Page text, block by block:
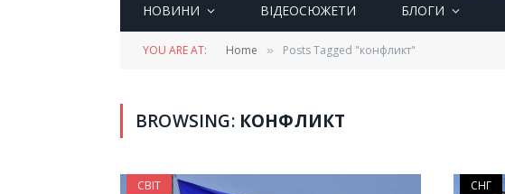
НОВИНИ ВІДЕОСЮЖЕТИ БЛОГИ
YOU ARE AT: Home » Posts Tagged "конфликт"
BROWSING: КОНФЛИКТ
СВІТ СНГ